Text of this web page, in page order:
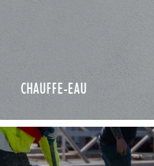
CHAUFFE-EAU